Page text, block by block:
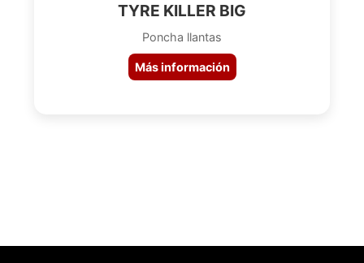
TYRE KILLER BIG
Poncha llantas
Más información